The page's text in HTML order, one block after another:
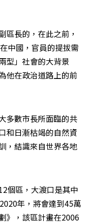
區長的，在此之前，
中國，官員的提拔需
型」社會的大背景
他在政治道路上的前
多數市長所面臨的共
日漸枯竭的自然資
，結識來自世界各地
個區，大渡口是其中
年，將會達到45萬
》，該區計畫在2006